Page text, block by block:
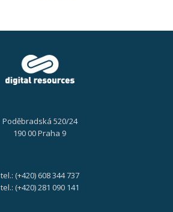
Poděbradská 520/24
190 00 Praha 9
tel.: (+420) 608 344 737
tel.: (+420) 281 090 141